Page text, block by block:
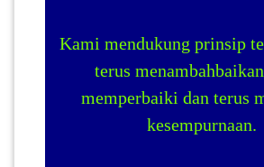
Kami mendukung prinsip
terus
memperbaiki dan terus
kesempurnaan.